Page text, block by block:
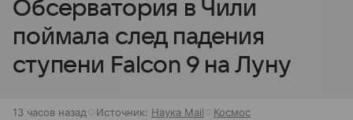
Обсерватория в Чили
поймала след падения
ступени Falcon 9 на Луну
13 часов назад Источник: Наука Mail Космос